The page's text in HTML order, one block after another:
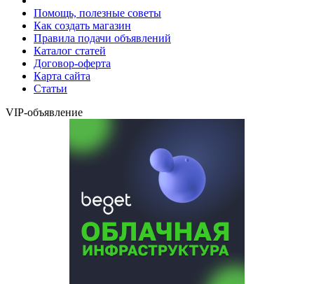
Помощь, полезные советы
Как создать магазин
Правила подачи объявлений
Каталог статей
Договор-оферта
Карта сайта
Статьи
VIP-объявление